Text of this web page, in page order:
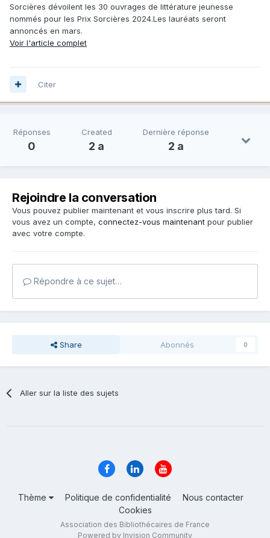
Sorcières dévoilent les 30 ouvrages de littérature jeunesse
nommés pour les Prix Sorcières 2024.Les lauréats seront
annoncés en mars.
Voir l'article complet
Citer
Réponses
0
Created
2 a
Dernière réponse
2 a
Rejoindre la conversation
Vous pouvez publier maintenant et vous inscrire plus tard. Si
vous avez un compte, connectez-vous maintenant pour publier
avec votre compte.
Répondre à ce sujet…
Share Abonnés 0
Aller sur la liste des sujets
Thème Politique de confidentialité
Nous contacter
Cookies
Association des Bibliothécaires de France
Powered by Invision Community